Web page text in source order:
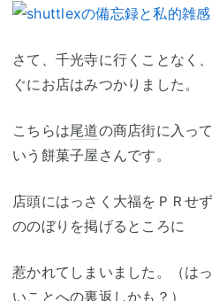
さて、千光寺に行くことなく
ぐにお店はみつかりました。
こちらは尾道の商店街に入っ
いう餅菓子屋さんです。
店頭にはっさく大福をＰＲせ
ののぼりを掲げるところに
惹かれてしまいました。（は
いことへの裏返しかも？）